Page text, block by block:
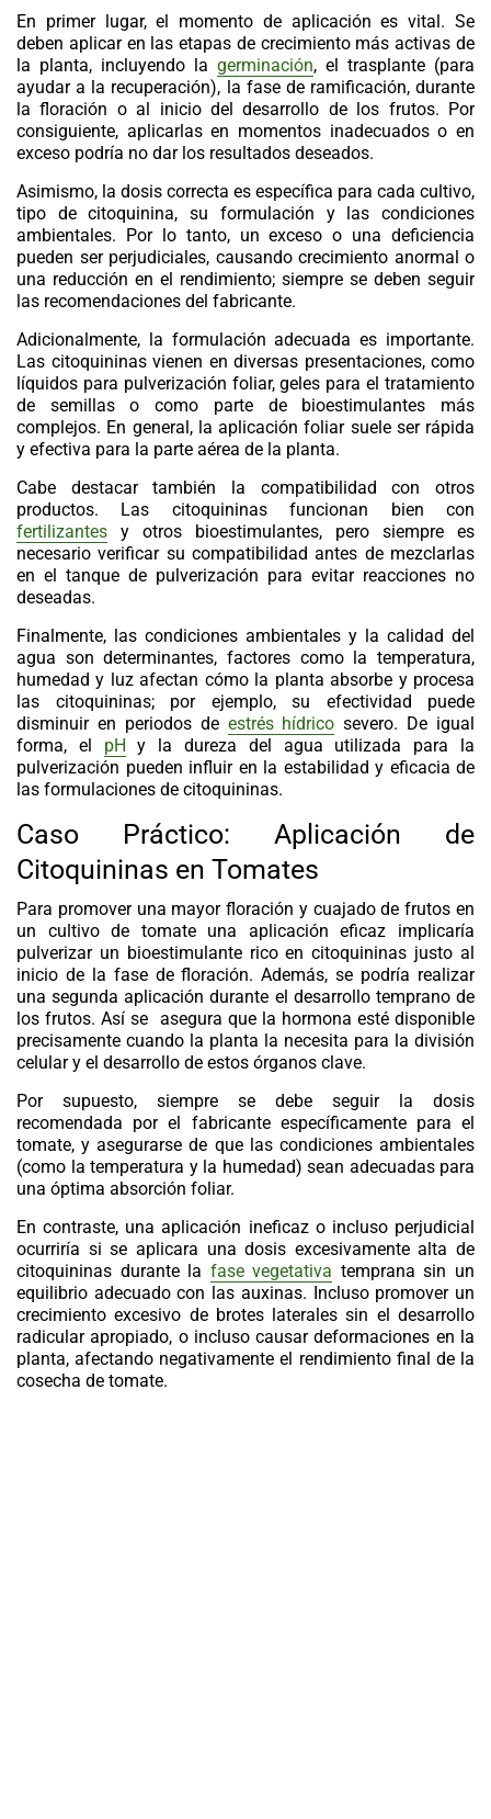
En primer lugar, el momento de aplicación es vital. Se
deben aplicar en las etapas de crecimiento más activas de
la planta, incluyendo la germinación, el trasplante (para
ayudar a la recuperación), la fase de ramificación, durante
la floración o al inicio del desarrollo de los frutos. Por
consiguiente, aplicarlas en momentos inadecuados o en
exceso podría no dar los resultados deseados.
Asimismo, la dosis correcta es específica para cada cultivo,
tipo de citoquinina, su formulación y las condiciones
ambientales. Por lo tanto, un exceso o una deficiencia
pueden ser perjudiciales, causando crecimiento anormal o
una reducción en el rendimiento; siempre se deben seguir
las recomendaciones del fabricante.
Adicionalmente, la formulación adecuada es importante.
Las citoquininasvienen en diversas presentaciones, como
líquidos para pulverización foliar, geles para el tratamiento
de semillas o como parte de bioestimulantes más
complejos. En general, la aplicación foliar suele ser rápida
y efectiva para la parte aérea de la planta.
Cabe destacar también la compatibilidad con otros
productos. Las citoquininasfuncionan bien con
fertilizantes y otros bioestimulantes, pero siempre es
necesario verificar su compatibilidad antes de mezclarlas
en el tanque de pulverización para evitar reacciones no
deseadas.
Finalmente, las condiciones ambientales y la calidad del
agua son determinantes, factores como la temperatura,
humedad y luz afectan cómo la planta absorbe y procesa
las citoquininas; por ejemplo, su efectividad puede
disminuir en periodos de estrés hídrico severo. De igual
forma, el pH y la dureza del agua utilizada para la
pulverización pueden influir en la estabilidad y eficacia de
las formulaciones de citoquininas.
Caso Práctico: Aplicación de
Citoquininas en Tomates
Para promover una mayor floración y cuajado de frutos en
un cultivo de tomate una aplicación eficaz implicaría
pulverizar un bioestimulante rico en citoquininas justo al
inicio de la fase de floración. Además, se podría realizar
una segunda aplicación durante el desarrollo temprano de
los frutos. Así se asegura que la hormona esté disponible
precisamente cuando la planta la necesita para la división
celular y el desarrollo de estos órganos clave.
Por supuesto, siempre se debe seguir la dosis
recomendada por el fabricante específicamente para el
tomate, y asegurarse de que las condiciones ambientales
(como la temperatura y la humedad) sean adecuadas para
una óptima absorción foliar.
En contraste, una aplicación ineficaz o incluso perjudicial
ocurriría si se aplicara una dosis excesivamente alta de
citoquininas durante la fase vegetativa temprana sin un
equilibrio adecuado con las auxinas. Incluso promover un
crecimiento excesivo de brotes laterales sin el desarrollo
radicular apropiado, o incluso causar deformaciones en la
planta, afectando negativamente el rendimiento final de la
cosecha de tomate.